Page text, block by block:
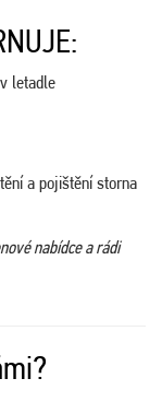
letadle
a pojištění storna
nabídce a rádi